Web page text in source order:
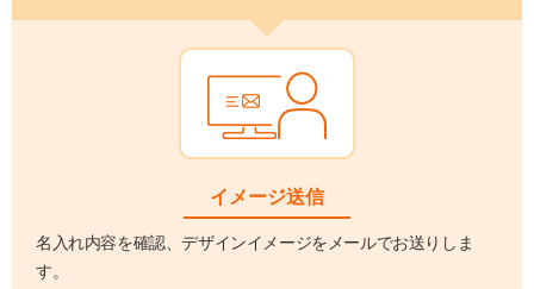
イメージ送信
名入れ内容を確認、デザインイメージをメールでお送りしま
す。